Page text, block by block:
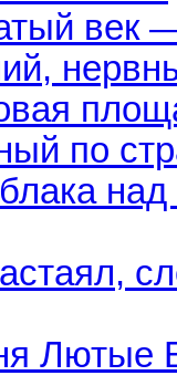
век
по
Лютые